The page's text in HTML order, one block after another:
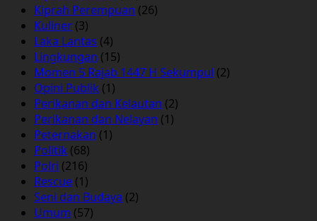
Kiprah Perempuan (26)
Kuliner (3)
Laka Lantas (4)
Lingkungan (15)
Momen 5 Rajab 1447 H Sekumpul (2)
Opini Publik (1)
Perikanan dan Kelautan (2)
Perikanan dan Nelayan (1)
Peternakan (1)
Politik (68)
Polri (216)
Rescue (1)
Seni dan Budaya (2)
Umum (57)